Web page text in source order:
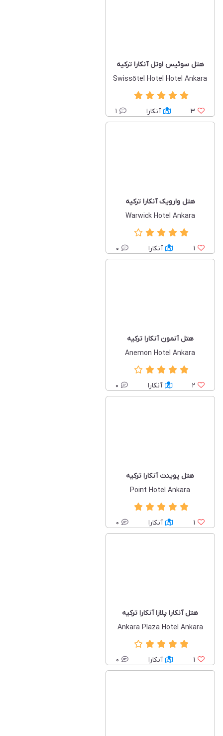
هتل سوئیس اوتل آنکارا ترکیه
Swissôtel Hotel Hotel Ankara
3 آنکارا 1
هتل وارویک آنکارا ترکیه
Warwick Hotel Ankara
1 آنکارا 0
هتل آنمون آنکارا ترکیه
Anemon Hotel Ankara
2 آنکارا 0
هتل پوینت آنکارا ترکیه
Point Hotel Ankara
1 آنکارا 0
هتل آنکارا پلازا آنکارا ترکیه
Ankara Plaza Hotel Ankara
1 آنکارا 0